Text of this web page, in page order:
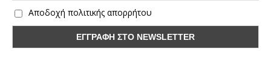
Αποδοχή πολιτικής απορρήτου